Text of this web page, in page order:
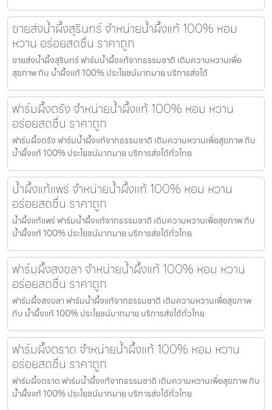
ขายส่งน้ำผึ้งสุรินทร์ จำหน่ายน้ำผึ้งแท้ 100% หอม
หวาน อร่อยสดชื่น ราคาถูก
ขายส่งน้ำผึ้งสุรินทร์ ฟาร์มน้ำผึ้งแท้จากธรรมชาติ เติมความหวานเพื่อ
สุขภาพ กับ น้ำผึ้งแท้ 100% ประโยชน์มากมาย บริการส่งได้
ฟาร์มผึ้งตรัง จำหน่ายน้ำผึ้งแท้ 100% หอม หวาน
อร่อยสดชื่น ราคาถูก
ฟาร์มผึ้งตรัง ฟาร์มน้ำผึ้งแท้จากธรรมชาติ เติมความหวานเพื่อสุขภาพ กับ
น้ำผึ้งแท้ 100% ประโยชน์มากมาย บริการส่งได้ทั่วไทย
น้ำผึ้งแท้แพร่ จำหน่ายน้ำผึ้งแท้ 100% หอม หวาน
อร่อยสดชื่น ราคาถูก
น้ำผึ้งแท้แพร่ ฟาร์มน้ำผึ้งแท้จากธรรมชาติ เติมความหวานเพื่อสุขภาพ กับ
น้ำผึ้งแท้ 100% ประโยชน์มากมาย บริการส่งได้ทั่วไทย
ฟาร์มผึ้งสงขลา จำหน่ายน้ำผึ้งแท้ 100% หอม หวาน
อร่อยสดชื่น ราคาถูก
ฟาร์มผึ้งสงขลา ฟาร์มน้ำผึ้งแท้จากธรรมชาติ เติมความหวานเพื่อสุขภาพ
กับ น้ำผึ้งแท้ 100% ประโยชน์มากมาย บริการส่งได้ทั่วไทย
ฟาร์มผึ้งตราด จำหน่ายน้ำผึ้งแท้ 100% หอม หวาน
อร่อยสดชื่น ราคาถูก
ฟาร์มผึ้งตราด ฟาร์มน้ำผึ้งแท้จากธรรมชาติ เติมความหวานเพื่อสุขภาพ กับ
น้ำผึ้งแท้ 100% ประโยชน์มากมาย บริการส่งได้ทั่วไทย